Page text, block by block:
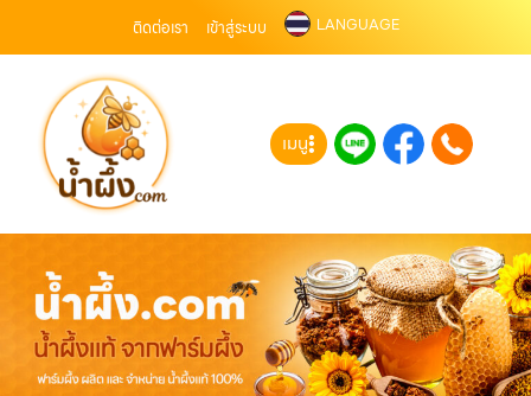
ติดต่อเรา เข้าสู่ระบบ LANGUAGE
เมนู